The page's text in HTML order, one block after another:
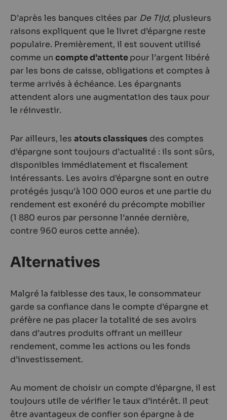
D’après les banques citées par De Tijd, plusieurs
raisons expliquent que le livret d’épargne reste
populaire. Premièrement, il est souvent utilisé
comme un compte d’attentepour l’argent libéré
par les bons de caisse, obligations et comptes à
terme arrivés à échéance. Les épargnants
attendent alors une augmentation des taux pour
le réinvestir.
Par ailleurs, les atouts classiques des comptes
d’épargne sont toujours d’actualité : ils sont sûrs,
disponibles immédiatement et fiscalement
intéressants. Les avoirs d’épargne sont en outre
protégés jusqu’à 100 000 euros et une partie du
rendement est exonéré du précompte mobilier
(1 880 euros par personne l’année dernière,
contre 960 euros cette année).
Alternatives
Malgré la faiblesse des taux, le consommateur
garde sa confiance dans le compte d’épargne et
préfère ne pas placer la totalité de ses avoirs
dans d’autres produits offrant un meilleur
rendement, comme les actions ou les fonds
d’investissement.
Au moment de choisir un compte d’épargne, il est
toujours utile de vérifier le taux d’intérêt. Il peut
être avantageux de confier son épargne à de